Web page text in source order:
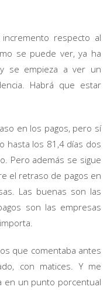
respecto al
se puede ver, ya ha
se empieza a ver un
Habrá que estar
en los pagos, pero sí
hasta los 81,4 días dos
Pero además se sigue
el retraso de pagos en
Las buenas son las
son las empresas
que comentaba antes
con matices. Y me
en un punto porcentual